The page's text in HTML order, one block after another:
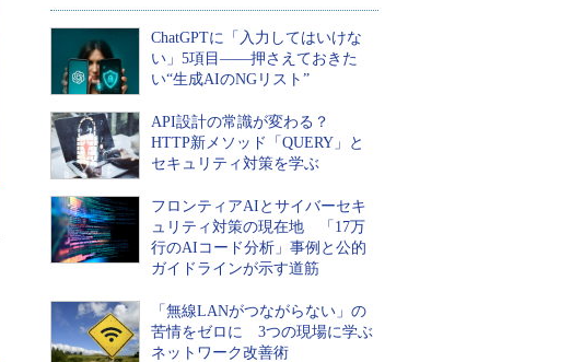
ChatGPTに「入力してはいけな
い」5項目――押さえておきた
い“生成AIのNGリスト”
API設計の常識が変わる？
HTTP新メソッド「QUERY」と
セキュリティ対策を学ぶ
フロンティアAIとサイバーセキ
ュリティ対策の現在地 「17万
行のAIコード分析」事例と公的
ガイドラインが示す道筋
「無線LANがつながらない」の
苦情をゼロに 3つの現場に学ぶ
ネットワーク改善術